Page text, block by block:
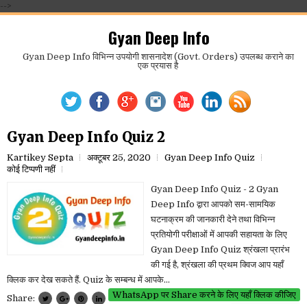
-->
Gyan Deep Info
Gyan Deep Info विभिन्न उपयोगी शासनादेश (Govt. Orders) उपलब्ध कराने का
एक प्रयास है
Gyan Deep Info Quiz 2
Kartikey Septa अक्टूबर 25, 2020
Gyan Deep Info Quiz
कोई टिप्पणी नहीं
Gyan Deep Info Quiz - 2 Gyan
Deep Info द्वारा आपको सम-सामयिक
घटनाक्रम की जानकारी देने तथा विभिन्न
प्रतियोगी परीक्षाओं में आपकी सहायता के लिए
Gyan Deep Info Quiz श्रंखला प्रारंभ
की गई है, श्रंखला की प्रथम क्विज आप यहाँ
क्लिक कर देख सकते हैं. Quiz के सम्बन्ध में आपके...
WhatsApp पर Share करने के लिए यहाँ क्लिक कीजिए
Share: